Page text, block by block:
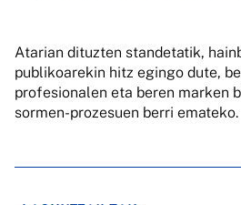
Atarian dituzten standetatik,
publikoarekin hitz egingo dute,
profesionalen eta beren marken
sormen-prozesuen berri emateko.